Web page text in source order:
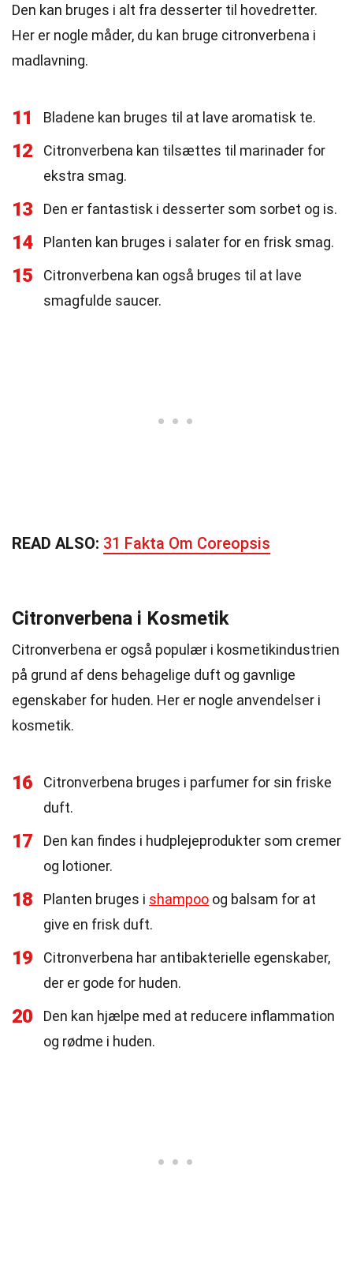
Den kan bruges i alt fra desserter til hovedretter.
Her er nogle måder, du kan bruge citronverbena i
madlavning.
11 Bladene kan bruges til at lave aromatisk te.
12
Citronverbena kan tilsættes til marinader for
ekstra smag.
13 Den er fantastisk i desserter som sorbet og is.
14 Planten kan bruges i salater for en frisk smag.
15
Citronverbena kan også bruges til at lave
smagfulde saucer.
READ ALSO: 31 Fakta Om Coreopsis
Citronverbena i Kosmetik
Citronverbena er også populær i kosmetikindustrien
på grund af dens behagelige duft og gavnlige
egenskaber for huden. Her er nogle anvendelser i
kosmetik.
16
Citronverbena bruges i parfumer for sin friske
duft.
17
Den kan findes i hudplejeprodukter som cremer
og lotioner.
18 Planten bruges i shampoo og balsam for at
give en frisk duft.
19
Citronverbena har antibakterielle egenskaber,
der er gode for huden.
20
Den kan hjælpe med at reducere inflammation
og rødme i huden.